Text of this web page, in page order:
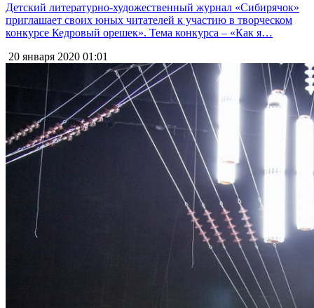
Детский литературно-художественный журнал «Сибирячок»
приглашает своих юных читателей к участию в творческом
конкурсе Кедровый орешек». Тема конкурса – «Как я…
20 января 2020 01:01